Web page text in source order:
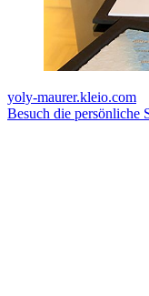
yoly-maurer.kleio.com
Besuch die persönliche